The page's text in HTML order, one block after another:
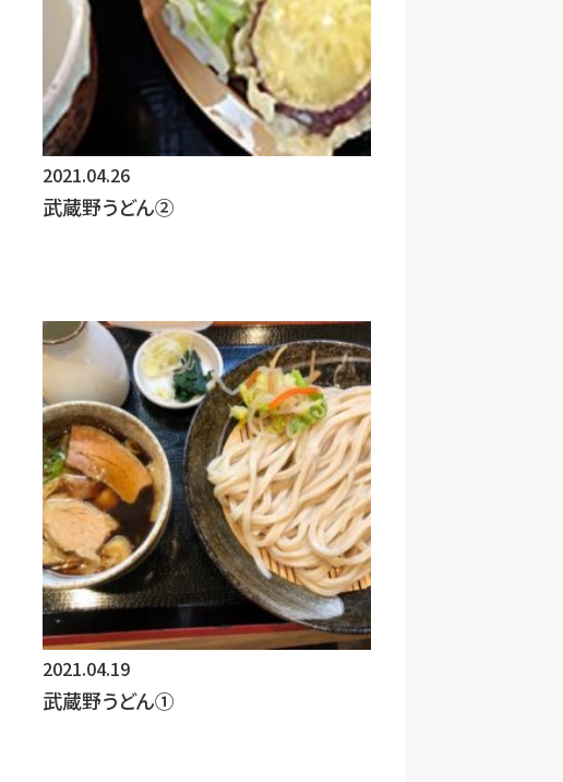
与支払その他の労務管理
用を行わず、またそのための措置を講じ
置】
の安全管理のために、以下の措置を講じ
、消去・廃棄等の段階ごとに、取扱方法、管
タの取扱規程を策定しています。また、
査、外部委託に係る規程を整備していま
置するとともに、個人データを取り扱う
う個人データの範囲を明確化し、法や取
た場合の責任者への報告連絡体制を整
ータの安全管理に係る取扱規程を定め、
するとともに、個人データの取扱状況の
2021.04.26
武蔵野うどん②
2021.04.19
武蔵野うどん①